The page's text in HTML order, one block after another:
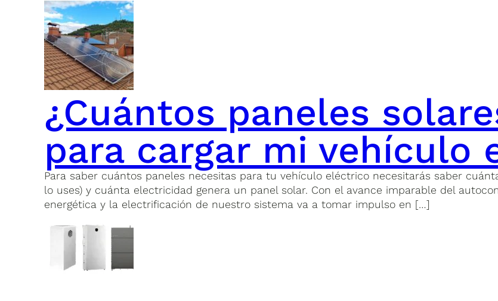
¿Cuántos paneles
para cargar mi vehículo
Para saber cuántos paneles necesitas para tu vehículo eléctrico necesitarás saber
lo uses) y cuánta electricidad genera un panel solar. Con el avance imparable del
energética y la electrificación de nuestro sistema va a tomar impulso en […]